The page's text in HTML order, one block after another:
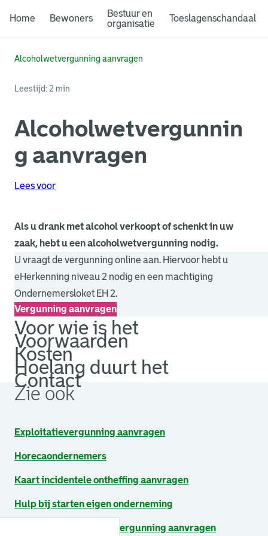
Home Bewoners
Bestuur en
organisatie
Toeslagenschandaal
Alcoholwetvergunning aanvragen
Leestijd: 2 min
Alcoholwetvergunnin
g aanvragen
Lees voor
Als u drank met alcohol verkoopt of schenkt in uw
zaak, hebt u een alcoholwetvergunning nodig.
U vraagt de vergunning online aan. Hiervoor hebt u
eHerkenning niveau 2 nodig en een machtiging
Ondernemersloket EH 2.
Vergunning aanvragen
Voor wie is het
Voorwaarden
Kosten
Hoelang duurt het
Contact
Zie ook
Exploitatievergunning aanvragen
Horecaondernemers
Kaart incidentele ontheffing aanvragen
Hulp bij starten eigen onderneming
Voorlopige exploitatievergunning aanvragen